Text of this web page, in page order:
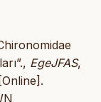
EgeJFAS,